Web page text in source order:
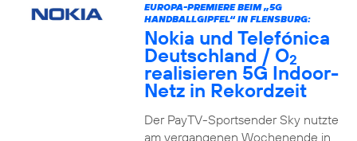
EUROPA-PREMIERE BEIM „5G
HANDBALLGIPFEL“ IN FLENSBURG:
Nokia und Telefónica
Deutschland / O2
realisieren 5G Indoor-
Netz in Rekordzeit
Der PayTV-Sportsender Sky nutzte
am vergangenen Wochenende in